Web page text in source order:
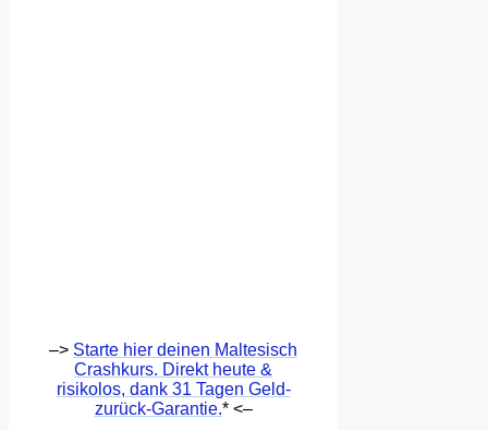
–> Starte hier deinen Maltesisch
Crashkurs. Direkt heute &
risikolos, dank 31 Tagen Geld-
zurück-Garantie.* <–